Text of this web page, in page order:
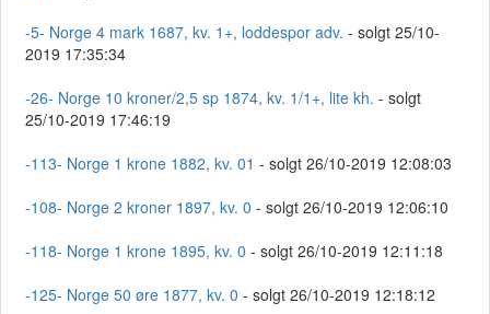
-5- Norge 4 mark 1687, kv. 1+, loddespor adv. - solgt 25/10-
2019 17:35:34
-26- Norge 10 kroner/2,5 sp 1874, kv. 1/1+, lite kh. - solgt
25/10-2019 17:46:19
-113- Norge 1 krone 1882, kv. 01 - solgt 26/10-2019 12:08:03
-108- Norge 2 kroner 1897, kv. 0 - solgt 26/10-2019 12:06:10
-118- Norge 1 krone 1895, kv. 0 - solgt 26/10-2019 12:11:18
-125- Norge 50 øre 1877, kv. 0 - solgt 26/10-2019 12:18:12